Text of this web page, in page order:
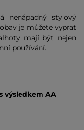
nenápadný stylový
je můžete vyprat
mají být nejen
používání.
s výsledkem AA